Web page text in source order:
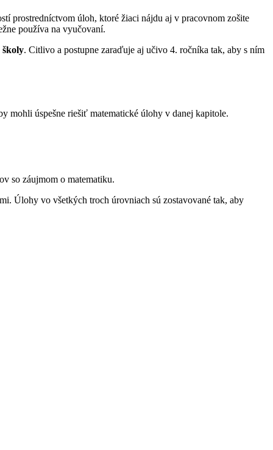
prostredníctvom úloh, ktoré žiaci nájdu aj v pracovnom zošite
používa na vyučovaní.
školy. Citlivo a postupne zaraďuje aj učivo 4. ročníka tak, aby s ním
mohli úspešne riešiť matematické úlohy v danej kapitole.
so záujmom o matematiku.
Úlohy vo všetkých troch úrovniach sú zostavované tak, aby